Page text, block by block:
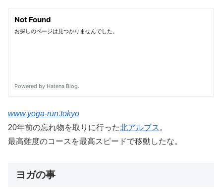
www.yoga-run.tokyo
20年前の忘れ物を取りに行った北アルプス 。
最高難度のコースを最高スピードで移動したな。
ヨガの事